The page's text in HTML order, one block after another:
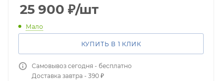
25 900 ₽/шт
Мало
КУПИТЬ В 1 КЛИК
Самовывоз сегодня - бесплатно
Доставка завтра - 390 ₽